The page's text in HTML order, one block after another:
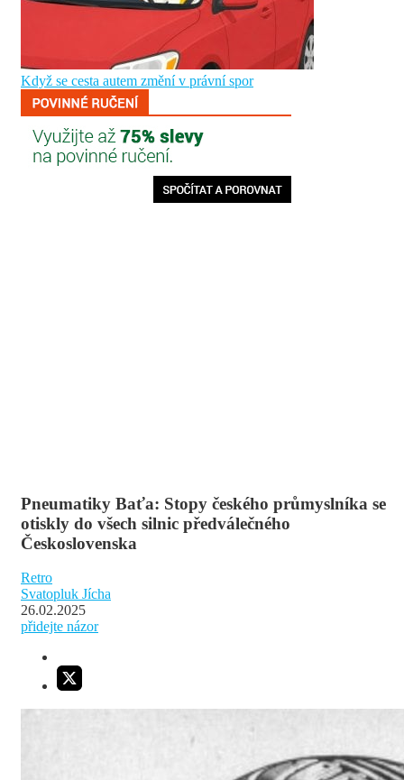
Pneumatiky Baťa: Stopy českého průmyslníka se
otiskly do všech silnic předválečného
Československa
Retro
Svatopluk Jícha
26.02.2025
přidejte názor
Když se cesta autem změní v právní spor